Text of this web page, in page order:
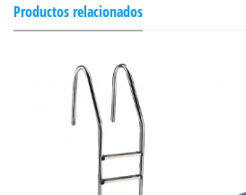
Productos relacionados